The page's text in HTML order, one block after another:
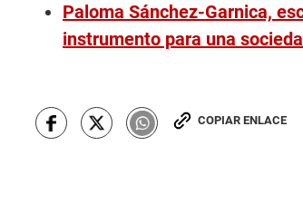
Paloma Sánchez-Garnica,
instrumento para una
COPIAR ENLACE